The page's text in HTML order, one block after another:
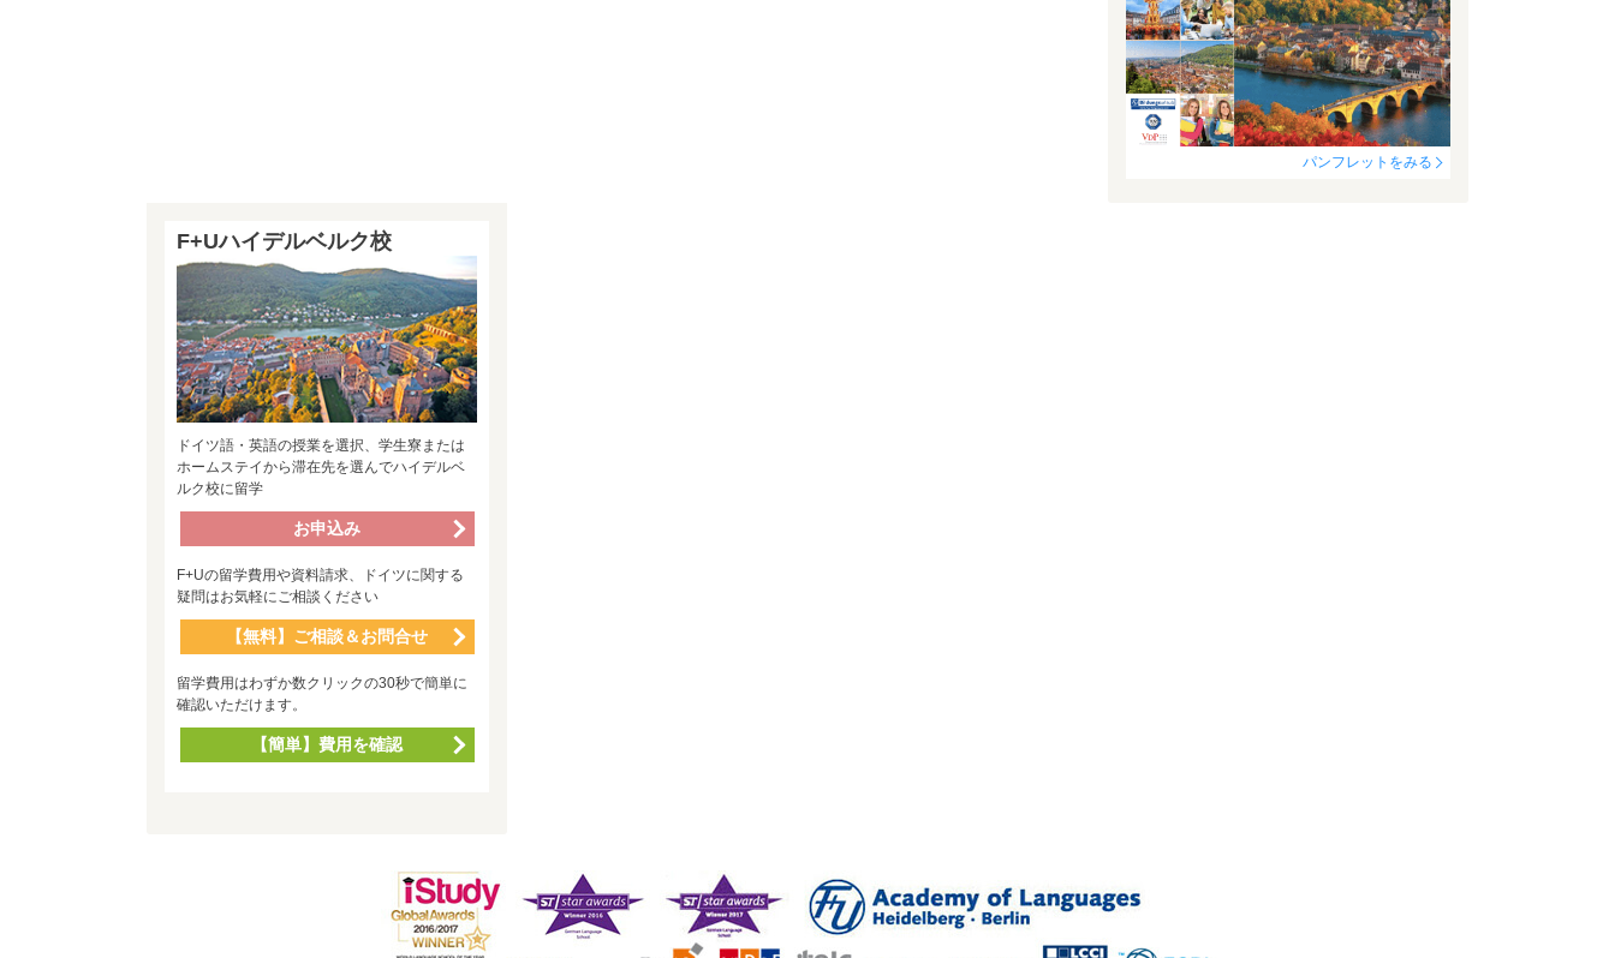
パンフレットをみる
F+Uハイデルベルク校
ドイツ語・英語の授業を選択、学生寮または
ホームステイから滞在先を選んでハイデルベ
ルク校に留学
お申込み
F+Uの留学費用や資料請求、ドイツに関する
疑問はお気軽にご相談ください
【無料】ご相談＆お問合せ
留学費用はわずか数クリックの30秒で簡単に
確認いただけます。
【簡単】費用を確認